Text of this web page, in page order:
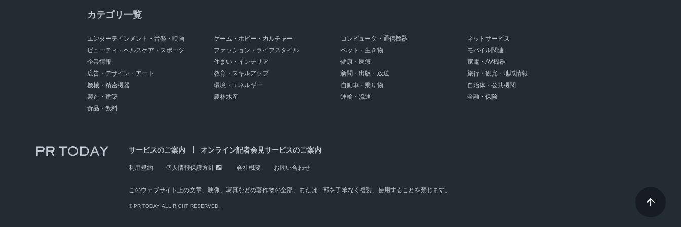
外食店舗
スパイス＆ハーブ
プラスチック資源循環促進法
御三家ホテル
カテゴリ一覧
エンターテインメント・音楽・映画 ゲーム・ホビー・カルチャー コンピュータ・通信機器
ネットサービス
ビューティ・ヘルスケア・スポーツ
ファッション・ライフスタイル ペット・生き物
モバイル関連
企業情報
住まい・インテリア 健康・医療
家電・AV機器
広告・デザイン・アート
教育・スキルアップ 新聞・出版・放送
旅行・観光・地域情報
機械・精密機器
環境・エネルギー 自動車・乗り物
自治体・公共機関
製造・建築
農林水産 運輸・流通
金融・保険
食品・飲料
サービスのご案内 オンライン記者会見サービスのご案内
利用規約 個人情報保護方針 会社概要 お問い合わせ
このウェブサイト上の文章、映像、写真などの著作物の全部、または一部を了承なく複製、使用することを禁じます。
© PR TODAY. ALL RIGHT RESERVED.